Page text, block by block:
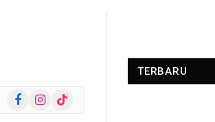
FacebookInstagram
TikTok
TERBARU